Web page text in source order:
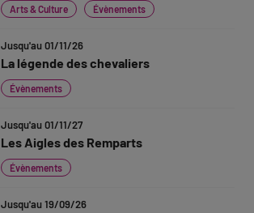
Arts & Culture Évènements
Jusqu'au 01/11/26
La légende des chevaliers
Évènements
Jusqu'au 01/11/27
Les Aigles des Remparts
Évènements
Jusqu'au 19/09/26